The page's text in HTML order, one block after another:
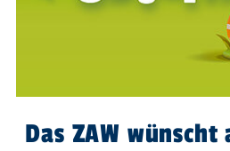
Das ZAW wünscht